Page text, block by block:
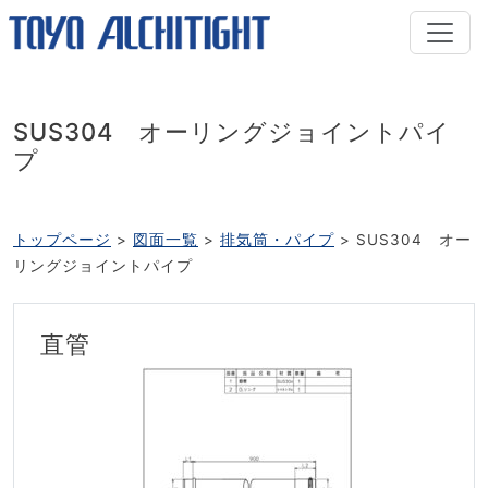
SUS304 オーリングジョイントパイ
プ
トップページ 図面一覧 排気筒・パイプ
SUS304 オー
リングジョイントパイプ
直管